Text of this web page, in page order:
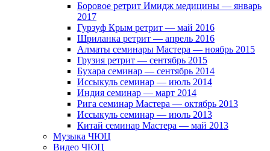
Боровое ретрит Имидж медицины — январь
2017
Гурзуф Крым ретрит — май 2016
Шриланка ретрит — апрель 2016
Алматы семинары Мастера — ноябрь 2015
Грузия ретрит — сентябрь 2015
Бухара семинар — сентябрь 2014
Иссыкуль семинар — июль 2014
Индия семинар — март 2014
Рига семинар Мастера — октябрь 2013
Иссыкуль семинар — июль 2013
Китай семинар Мастера — май 2013
Музыка ЧЮЦ
Видео ЧЮЦ